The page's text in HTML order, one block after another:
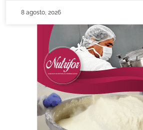
8 agosto, 2026